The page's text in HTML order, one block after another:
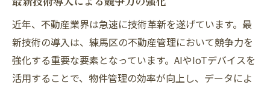
近年、不動産業界は急速に技術革新を遂げています。最
新技術の導入は、練馬区の不動産管理において競争力を
強化する重要な要素となっています。AIやIoTデバイスを
活用することで、物件管理の効率が向上し、データによ